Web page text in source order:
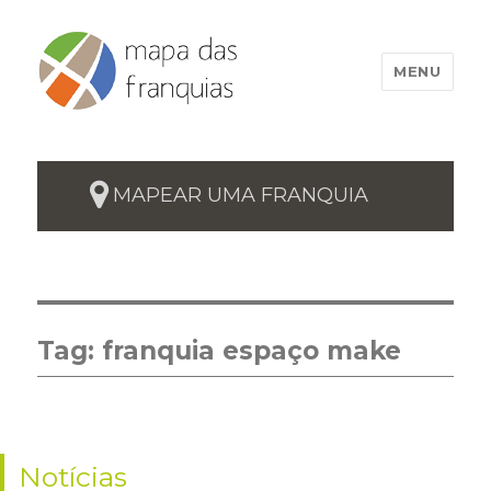
MENU
MAPEAR UMA FRANQUIA
Tag: franquia espaço make
Notícias